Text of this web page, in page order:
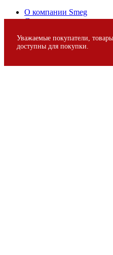
Уважаемые покупатели,
доступны для покупки.
О компании Smeg
Доставка и оплата
Сервис